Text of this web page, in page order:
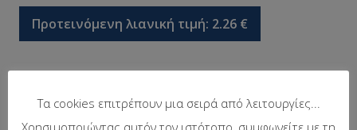
Προτεινόμενη λιανική τιμή: 2.26 €
Τα cookies επιτρέπουν μια σειρά από λειτουργίες...
Χρησιμοποιώντας αυτόν τον ιστότοπο, συμφωνείτε με τη